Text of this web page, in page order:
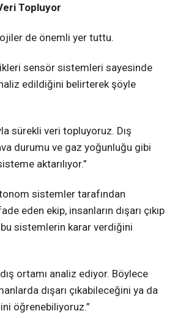
Topluyor
de önemli yer tuttu.
sensör sistemleri sayesinde
edildiğini belirterek şöyle
sürekli veri topluyoruz. Dış
durumu ve gaz yoğunluğu gibi
aktarılıyor.”
sistemler tarafından
eden ekip, insanların dışarı çıkıp
bu sistemlerin karar verdiğini
ortamı analiz ediyor. Böylece
dışarı çıkabileceğini ya da
öğrenebiliyoruz.”